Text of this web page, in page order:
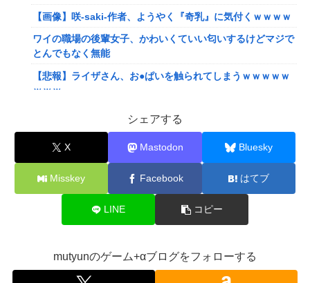
【画像】咲-saki-作者、ようやく『奇乳』に気付くｗｗｗｗ
ワイの職場の後輩女子、かわいくていい匂いするけどマジで
とんでもなく無能
【悲報】ライザさん、お●ぱいを触られてしまうｗｗｗｗｗ
ｗｗｗ
【悲報】Z世代「求刑7年のジャンポケ斎藤は口封じに被害
者殺した方が量刑軽かっただろ」←1万いいね
ぐらんぶる原作最新話、ヤバすぎる
【悲報】ショートスリーパー堀さん、対面で高須幹弥にブチ
ギレるｗｗｗｗ
【画像】閉店間際の回転ずし、ネタの量がバグってると話題
にｗｗｗｗｗ
の謎が解けるWWW
シェアする
X Mastodon Bluesky
Misskey Facebook はてブ
LINE コピー
mutyunのゲーム+αブログをフォローする